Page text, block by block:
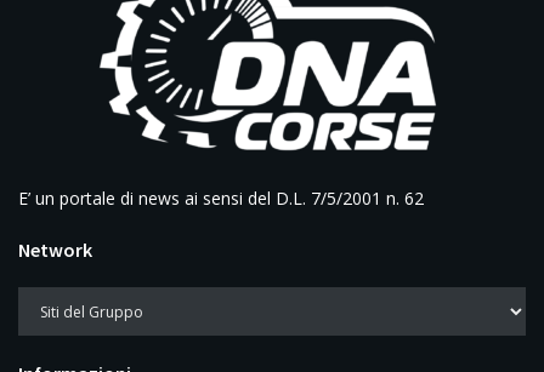
E’ un portale di news ai sensi del D.L. 7/5/2001 n. 62
Network